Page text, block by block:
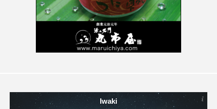
Iwaki